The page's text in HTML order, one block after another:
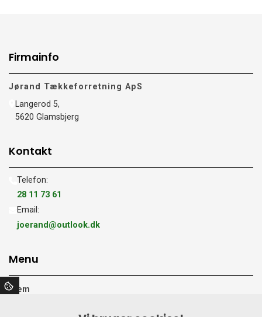
Firmainfo
Jørand Tækkeforretning ApS
Langerod 5,
5620 Glamsbjerg
Kontakt
Telefon:
28 11 73 61
Email:
joerand@outlook.dk
Menu
Hjem